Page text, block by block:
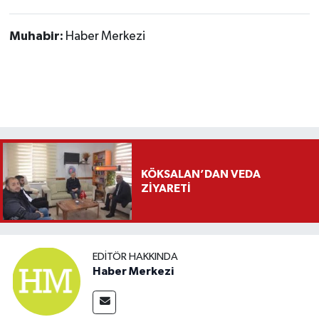
Muhabir: Haber Merkezi
KÖKSALAN’DAN VEDA
ZİYARETİ
EDITÖR HAKKINDA
Haber Merkezi